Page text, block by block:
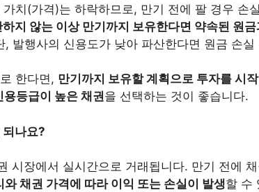
치(가격)는 하락하므로, 만기 전에 팔 경우 손
지 않는 이상 만기까지 보유한다면 약속된 원
, 발행사의 신용도가 낮아 파산한다면 원금 손실
한다면, 만기까지 보유할 계획으로 투자를 시작
용등급이 높은 채권을 선택하는 것이 좋습니다.
나요?
시장에서 실시간으로 거래됩니다. 만기 전에
채권 가격에 따라 이익 또는 손실이 발생할 수